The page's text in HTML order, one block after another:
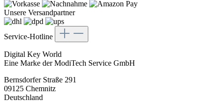
Unsere Versandpartner
Service-Hotline
Digital Key World
Eine Marke der ModiTech Service GmbH
Bernsdorfer Straße 291
09125 Chemnitz
Deutschland